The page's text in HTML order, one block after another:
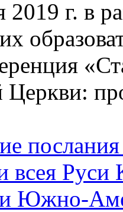
2019 г. в
Церкви:
всея Руси
и Южно-